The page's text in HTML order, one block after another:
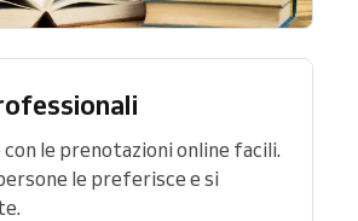
le prenotazioni online facili.
le preferisce e si